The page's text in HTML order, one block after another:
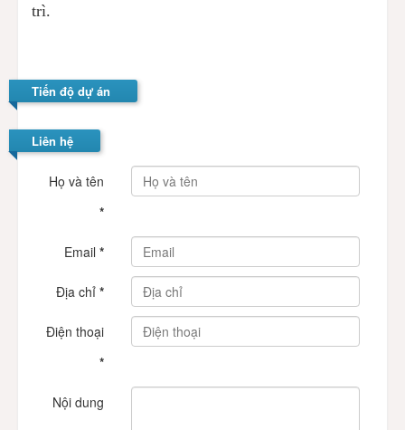
trì.
Tiến độ dự án
Liên hệ
Họ và tên
*
Email *
Địa chỉ *
Điện thoại
*
Nội dung